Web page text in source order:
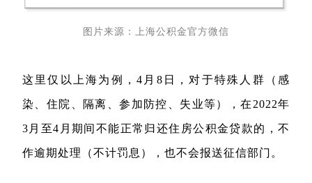
图片来源：上海公积金官方微信
这里仅以上海为例，4月8日，对于特殊人群（感
染、住院、隔离、参加防控、失业等），在2022年
3月至4月期间不能正常归还住房公积金贷款的，不
作逾期处理（不计罚息），也不会报送征信部门。